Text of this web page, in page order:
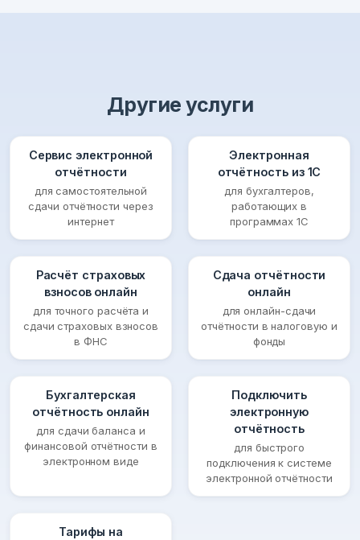
Другие услуги
Сервис электронной
отчётности
для самостоятельной
сдачи отчётности через
интернет
Электронная
отчётность из 1С
для бухгалтеров,
работающих в
программах 1С
Расчёт страховых
взносов онлайн
для точного расчёта и
сдачи страховых взносов
в ФНС
Сдача отчётности
онлайн
для онлайн-сдачи
отчётности в налоговую и
фонды
Бухгалтерская
отчётность онлайн
для сдачи баланса и
финансовой отчётности в
электронном виде
Подключить
электронную
отчётность
для быстрого
подключения к системе
электронной отчётности
Тарифы на